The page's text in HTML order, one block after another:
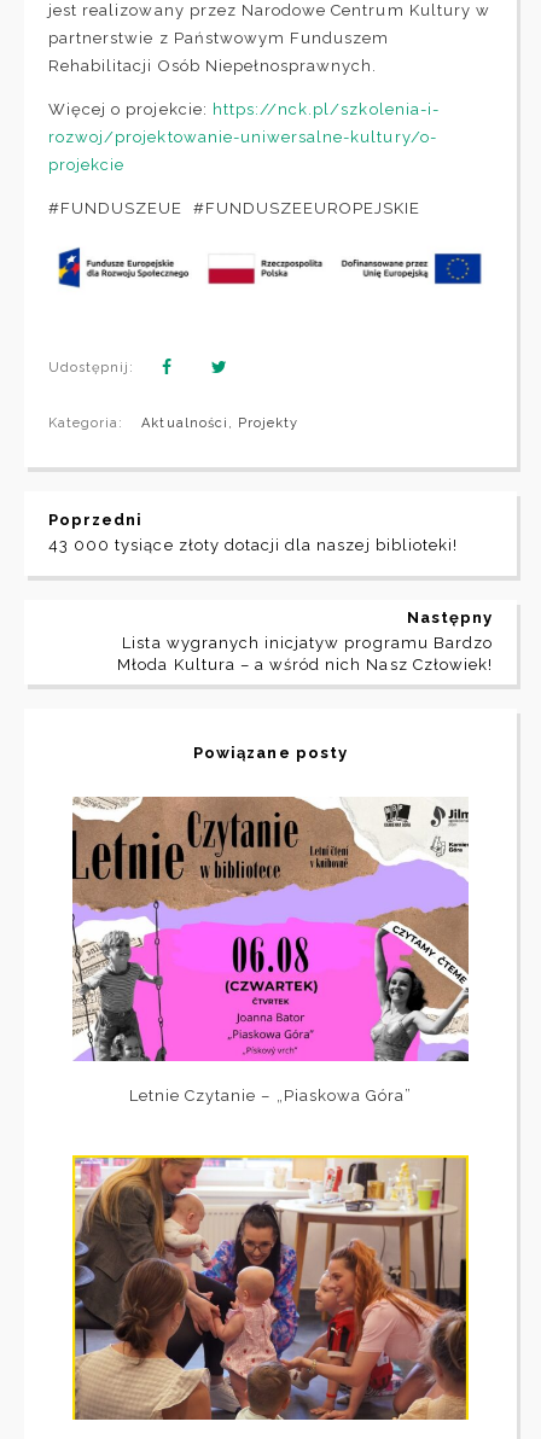
jest realizowany przez Narodowe Centrum Kultury w
partnerstwie z Państwowym Funduszem
Rehabilitacji Osób Niepełnosprawnych.
Więcej o projekcie: https://nck.pl/szkolenia-i-
rozwoj/projektowanie-uniwersalne-kultury/o-
projekcie
#FUNDUSZEUE #FUNDUSZEEUROPEJSKIE
Udostępnij:
Kategoria: Aktualności , Projekty
Poprzedni
43 000 tysiące złoty dotacji dla naszej biblioteki!
Następny
Lista wygranych inicjatyw programu Bardzo
Młoda Kultura – a wśród nich Nasz Człowiek!
Powiązane posty
Letnie Czytanie – „Piaskowa Góra”